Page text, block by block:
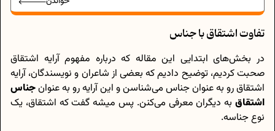
تفاوت اشتقاق با جناس
در بخش‌های ابتدایی این مقاله که درباره مفهوم آرایه اشتقاق
صحبت کردیم، توضیح دادیم که بعضی از شاعران و نویسندگان، آرایه
اشتقاق رو به عنوان جناس می‌شناسن و این آرایه رو به عنوانجناس
اشتقاق به دیگران معرفی می‌کنن. پس میشه گفت که اشتقاق، یک
نوع جناسه.